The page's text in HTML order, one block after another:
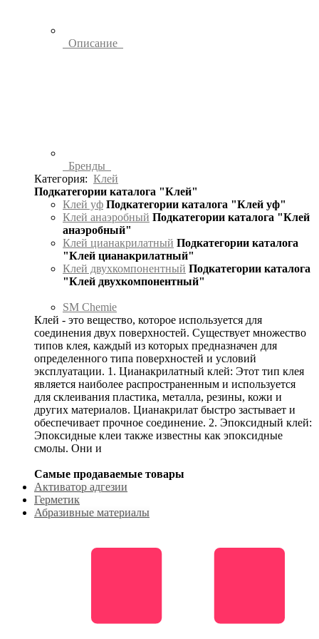
Описание
Бренды
Категория: Клей
Подкатегории каталога "Клей"
Клей уф Подкатегории каталога "Клей уф"
Клей анаэробный Подкатегории каталога "Клей
анаэробный"
Клей цианакрилатный Подкатегории каталога
"Клей цианакрилатный"
Клей двухкомпонентный Подкатегории каталога
"Клей двухкомпонентный"
SM Chemie
Клей - это вещество, которое используется для
соединения двух поверхностей. Существует множество
типов клея, каждый из которых предназначен для
определенного типа поверхностей и условий
эксплуатации. 1. Цианакрилатный клей: Этот тип клея
является наиболее распространенным и используется
для склеивания пластика, металла, резины, кожи и
других материалов. Цианакрилат быстро застывает и
обеспечивает прочное соединение. 2. Эпоксидный клей:
Эпоксидные клеи также известны как эпоксидные
смолы. Они и
Самые продаваемые товары
Активатор адгезии
Герметик
Абразивные материалы